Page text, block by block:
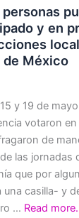
y en
de México
y 19 de
votaron
de
las jornadas
que por
una casilla- y
… Read